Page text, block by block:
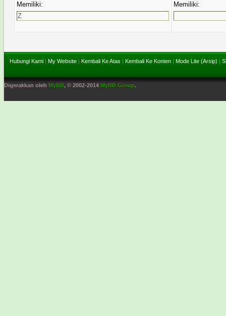
Memiliki: Memiliki:
Hubungi Kami | My Website | Kembali Ke Atas | Kembali Ke Konten | Mode Lite (Arsip) |
Digerakkan oleh MyBB, © 2002-2014 MyBB Group.